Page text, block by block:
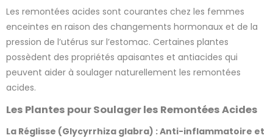
Les remontées acides sont courantes chez les femmes
enceintes en raison des changements hormonaux et de la
pression de l’utérus sur l’estomac. Certaines plantes
possèdent des propriétés apaisantes et antiacides qui
peuvent aider à soulager naturellement les remontées
acides.
Les Plantes pour Soulager les Remontées Acides
La Réglisse (Glycyrrhiza glabra) : Anti-inflammatoire et